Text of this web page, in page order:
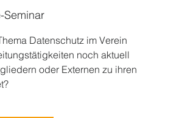
Seminar
Datenschutz im Verein
noch aktuell
oder Externen zu ihren